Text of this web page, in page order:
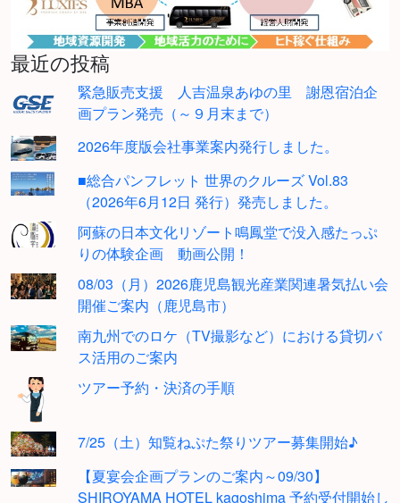
最近の投稿
緊急販売支援 人吉温泉あゆの里 謝恩宿泊企
画プラン発売（～９月末まで）
2026年度版会社事業案内発行しました。
■総合パンフレット 世界のクルーズ Vol.83
（2026年6月12日 発行）発売しました。
阿蘇の日本文化リゾート鳴鳳堂で没入感たっぷ
りの体験企画 動画公開！
08/03（月）2026鹿児島観光産業関連暑気払い会
開催ご案内（鹿児島市）
南九州でのロケ（TV撮影など）における貸切バ
ス活用のご案内
ツアー予約・決済の手順
7/25（土）知覧ねぷた祭りツアー募集開始♪
【夏宴会企画プランのご案内～09/30】
SHIROYAMA HOTEL kagoshima 予約受付開始し